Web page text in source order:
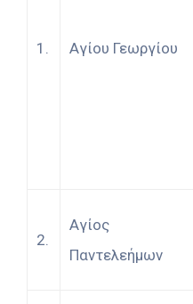
1. Αγίου Γεωργίου
2.
Αγίος
Παντελεήμων